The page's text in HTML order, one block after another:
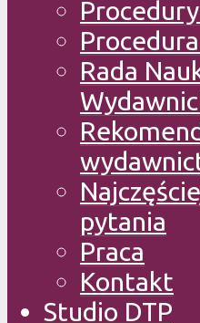
Rada
pytania
Praca
Kontakt
Studio DTP